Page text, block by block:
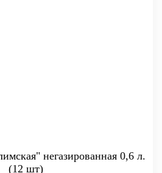
негазированная 0,6 л.
(12 шт)